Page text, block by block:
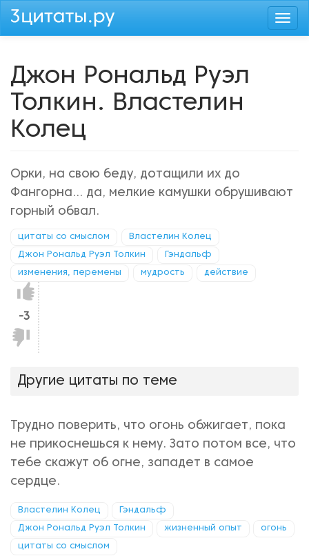
Перейти
Джон Рональд Руэл
Толкин. Властелин
Колец
Орки, на свою беду, дотащили их до
Фангорна... да, мелкие камушки обрушивают
горный обвал.
цитаты со смыслом Властелин Колец
Джон Рональд Руэл Толкин Гэндальф
изменения, перемены мудрость действие
Нравится!
-3
Не
нравится!
Другие цитаты по теме
Трудно поверить, что огонь обжигает, пока
не прикоснешься к нему. Зато потом все, что
тебе скажут об огне, западет в самое
сердце.
Властелин Колец Гэндальф
Джон Рональд Руэл Толкин жизненный опыт огонь
цитаты со смыслом